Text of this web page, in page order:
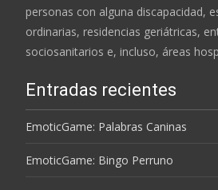
personas con alguna discapacidad,
ordinarias, residencias geriátricas,
sociosanitarios e, incluso, áreas
Entradas recientes
EmoticGame: Palabras Caninas
EmoticGame: Bingo Perruno